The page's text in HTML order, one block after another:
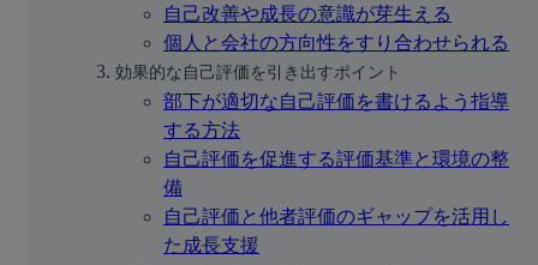
自己改善や成長の意識が芽生える
個人と会社の方向性をすり合わせられる
効果的な自己評価を引き出すポイント
部下が適切な自己評価を書けるよう指導
する方法
自己評価を促進する評価基準と環境の整
備
自己評価と他者評価のギャップを活用し
た成長支援